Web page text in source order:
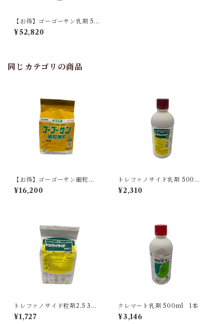
【お得】ゴーゴーサン乳剤 50
0ml 【1箱】20本入
¥52,820
同じカテゴリの商品
【お得】ゴーゴーサン細粒剤F
3kg 【1箱】8袋入
¥16,200
トレファノサイド乳剤 500ml
1本
¥2,310
トレファノサイド粒剤2.5 3kg
1袋
¥1,727
クレマート乳剤 500ml 1本
¥3,146